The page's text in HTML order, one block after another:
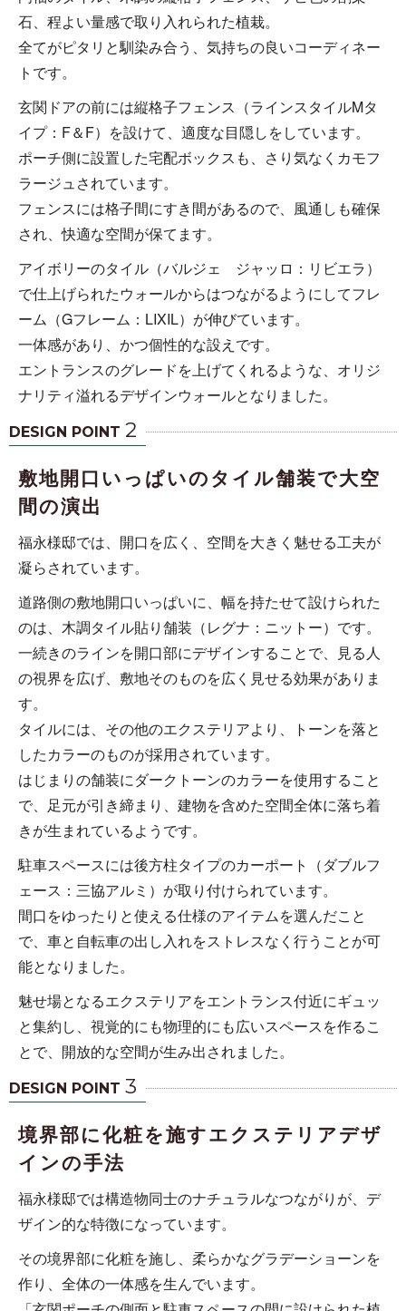
石、程よい量感で取り入れられた植栽。
全てがピタリと馴染み合う、気持ちの良いコーディネー
トです。
玄関ドアの前には縦格子フェンス（ラインスタイルMタ
イプ：F＆F）を設けて、適度な目隠しをしています。
ポーチ側に設置した宅配ボックスも、さり気なくカモフ
ラージュされています。
フェンスには格子間にすき間があるので、風通しも確保
され、快適な空間が保てます。
アイボリーのタイル（バルジェ ジャッロ：リビエラ）
で仕上げられたウォールからはつながるようにしてフレ
ーム（Gフレーム：LIXIL）が伸びています。
一体感があり、かつ個性的な設えです。
エントランスのグレードを上げてくれるような、オリジ
ナリティ溢れるデザインウォールとなりました。
DESIGN POINT 2
敷地開口いっぱいのタイル舗装で大空
間の演出
福永様邸では、開口を広く、空間を大きく魅せる工夫が
凝らされています。
道路側の敷地開口いっぱいに、幅を持たせて設けられた
のは、木調タイル貼り舗装（レグナ：ニットー）です。
一続きのラインを開口部にデザインすることで、見る人
の視界を広げ、敷地そのものを広く見せる効果がありま
す。
タイルには、その他のエクステリアより、トーンを落と
したカラーのものが採用されています。
はじまりの舗装にダークトーンのカラーを使用すること
で、足元が引き締まり、建物を含めた空間全体に落ち着
きが生まれているようです。
駐車スペースには後方柱タイプのカーポート（ダブルフ
ェース：三協アルミ）が取り付けられています。
間口をゆったりと使える仕様のアイテムを選んだこと
で、車と自転車の出し入れをストレスなく行うことが可
能となりました。
魅せ場となるエクステリアをエントランス付近にギュッ
と集約し、視覚的にも物理的にも広いスペースを作るこ
とで、開放的な空間が生み出されました。
DESIGN POINT 3
境界部に化粧を施すエクステリアデザ
インの手法
福永様邸では構造物同士のナチュラルなつながりが、デ
ザイン的な特徴になっています。
その境界部に化粧を施し、柔らかなグラデーショーンを
作り、全体の一体感を生んでいます。